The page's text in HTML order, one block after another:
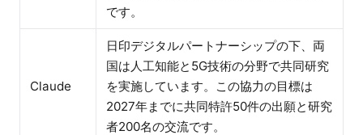
です。
Claude
日印デジタルパートナーシップの下、両
国は人工知能と5G技術の分野で共同研究
を実施しています。この協力の目標は
2027年までに共同特許50件の出願と研究
者200名の交流です。